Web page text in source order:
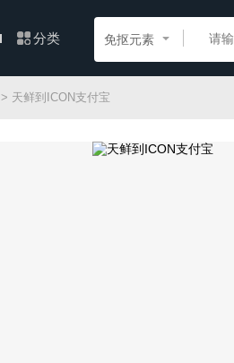
分类 免抠元素
> 天鲜到ICON支付宝